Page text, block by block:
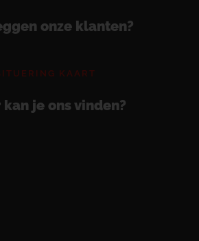
onze klanten?
KAART
kan je ons vinden?